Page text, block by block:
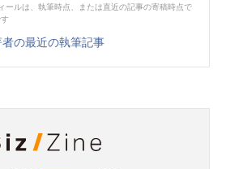
ールは、執筆時点、または直近の記事の寄稿時点で
の最近の執筆記事